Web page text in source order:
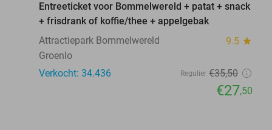
Entreeticket voor Bommelwereld + patat + snack
+ frisdrank of koffie/thee + appelgebak
Attractiepark Bommelwereld
9.5 star
Groenlo
Verkocht: 34.436
Regulier €35,50
€27,50